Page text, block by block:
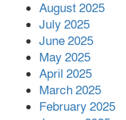
August 2025
July 2025
June 2025
May 2025
April 2025
March 2025
February 2025